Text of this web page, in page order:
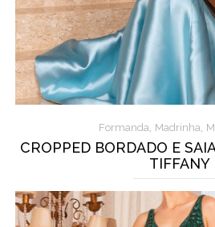
Formanda, Madrinha,
CROPPED BORDADO E
TIFFANY